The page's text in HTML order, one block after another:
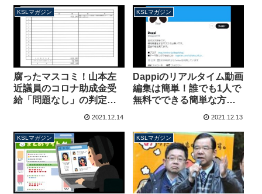
スコミ【マガジン150号】
KSLマガジン
腐ったマスコミ！山本左
近議員のコロナ助成金受
給「問題なし」の判定か
て叩く【マガジン148号】
2021.12.14
KSLマガジン
Dappiのリアルタイム動画
編集は簡単！誰でも1人で
無料でできる簡単な方
でね【マガジン147号】
2021.12.13
KSLマガジン KSLマガジン